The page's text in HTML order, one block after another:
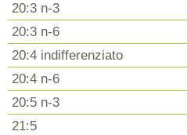
20:3 n-3
20:3 n-6
20:4 indifferenziato
20:4 n-6
20:5 n-3
21:5